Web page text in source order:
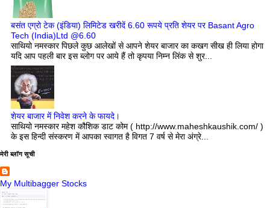
बसंत एग्रो टेक (इंडिया) लिमिटेड खरीदें 6.60 रूपये प्रति शेयर पर Basant Agro
Tech (India)Ltd @6.60
साथियो नमस्कार पिछले कुछ आलेखों से आपने शेयर बाजार का कखग सीख ही लिया होगा
यदि आप पहली बार इस ब्लोग पर आये हैं तो कृपया निम्न लिंक से शुर...
शेयर बाजार में निवेश करने के फायदे।
साथियो नमस्कार महेश कौशिक डाट कोम ( http://www.maheshkaushik.com/ )
के इस हिन्दी संस्करण में आपका स्वागत है विगत 7 वर्ष से मेरा अंग्रे...
मेरी ब्लॉग सूची
My Multibagger Stocks